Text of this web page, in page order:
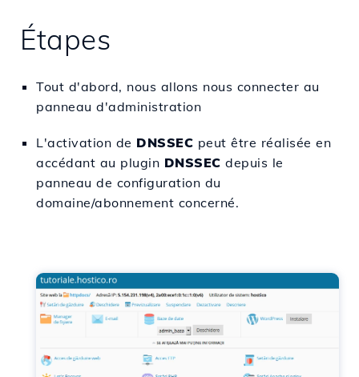
Étapes
Tout d'abord, nous allons nous connecter au
panneau d'administration
L'activation de DNSSEC peut être réalisée en
accédant au plugin DNSSEC depuis le
panneau de configuration du
domaine/abonnement concerné.